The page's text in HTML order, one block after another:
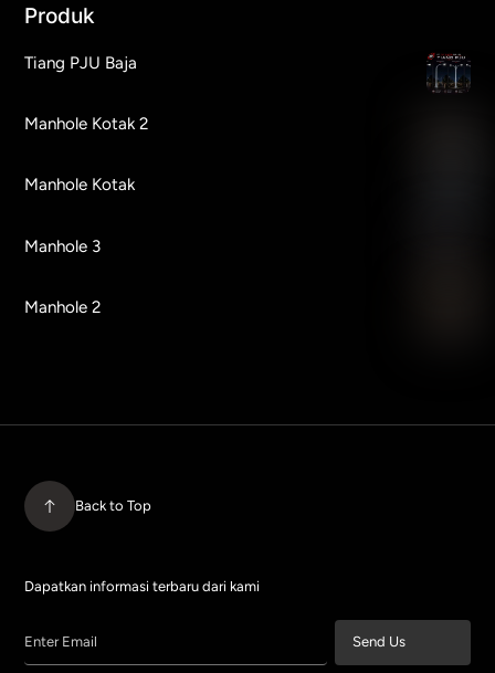
Produk
Tiang PJU Baja
Manhole Kotak 2
Manhole Kotak
Manhole 3
Manhole 2
Back to Top
Dapatkan informasi terbaru dari kami
Enter Email Send Us